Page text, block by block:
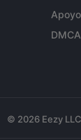
Apoyo
DMCA
© 2026 Eezy